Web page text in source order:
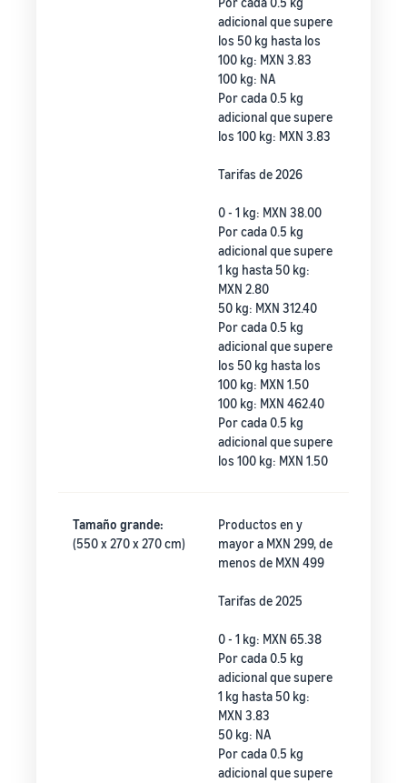
adicional que supere
los 50 kg hasta los
100 kg: MXN 3.83
100 kg: NA
Por cada 0.5 kg
adicional que supere
los 100 kg: MXN 3.83
Tarifas de 2026
0 - 1 kg: MXN 38.00
Por cada 0.5 kg
adicional que supere
1 kg hasta 50 kg:
MXN 2.80
50 kg: MXN 312.40
Por cada 0.5 kg
adicional que supere
los 50 kg hasta los
100 kg: MXN 1.50
100 kg: MXN 462.40
Por cada 0.5 kg
adicional que supere
los 100 kg: MXN 1.50
Tamaño grande:
(550 x 270 x 270 cm)
Productos en y
mayor a MXN 299, de
menos de MXN 499
Tarifas de 2025
0 - 1 kg: MXN 65.38
Por cada 0.5 kg
adicional que supere
1 kg hasta 50 kg:
MXN 3.83
50 kg: NA
Por cada 0.5 kg
adicional que supere